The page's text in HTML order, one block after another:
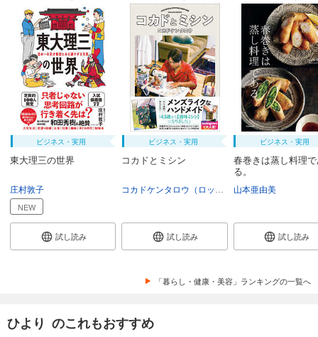
ビジネス・実用
東大理三の世界
庄村敦子
NEW
試し読み
ビジネス・実用
コカドとミシン
試し読み
ビジネス・実用
春巻きは蒸し料理
る。
山本亜由美
試し読み
「暮らし・健康・美容」ランキングの一覧へ
ひより のこれもおすすめ